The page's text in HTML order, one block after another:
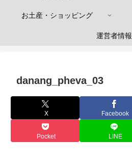
お土産・ショッピング
運営者情報
danang_pheva_03
X Facebook
Pocket LINE